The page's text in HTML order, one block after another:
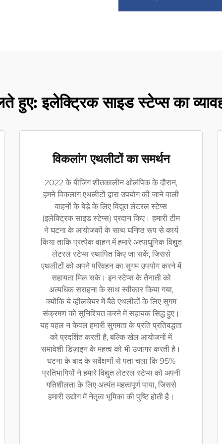
हुए: इलेक्ट्रिक साइड स्टेप्स का
विकलांग एथलीटों का समर्थन
2022 के बीजिंग शीतकालीन ओलंपिक के दौरान,
हमने विकलांग एथलीटों द्वारा उपयोग की जाने वाली
वाहनों के बेड़े के लिए विद्युत लेटरल स्टेप्स
(इलेक्ट्रिक साइड स्टेप्स) प्रदान किए। हमारी टीम
ने घटना के आयोजकों के साथ घनिष्ठ रूप से कार्य
किया ताकि प्रत्येक वाहन में हमारे अत्याधुनिक विद्युत
लेटरल स्टेप्स स्थापित किए जा सकें, जिससे
एथलीटों को अपने परिवहन का सुगम उपयोग करने में
सहायता मिल सके। इन स्टेप्स के तैनाती को
अत्यधिक सराहना के साथ स्वीकार किया गया,
क्योंकि ये व्हीलचेयर में बैठे एथलीटों के लिए सुगम
संक्रमण को सुनिश्चित करने में सहायक सिद्ध हुए।
यह पहल न केवल हमारी सुगमता के प्रति प्रतिबद्धता
को प्रदर्शित करती है, बल्कि खेल आयोजनों में
समावेशी डिज़ाइन के महत्व को भी उजागर करती है।
घटना के बाद के सर्वेक्षणों से पता चला कि 95%
प्रतिभागियों ने हमारे विद्युत लेटरल स्टेप्स को अपनी
गतिशीलता के लिए अत्यंत महत्वपूर्ण पाया, जिससे
हमारी उद्योग में नेतृत्व भूमिका की पुष्टि होती है।